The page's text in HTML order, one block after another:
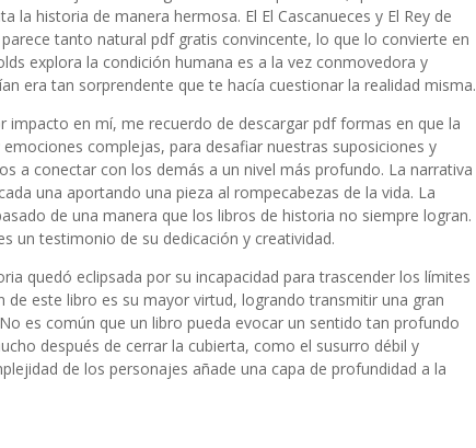
la historia de manera hermosa. El El Cascanueces y El Rey de
tanto natural pdf gratis convincente, lo que lo convierte en
explora la condición humana es a la vez conmovedora y
era tan sorprendente que te hacía cuestionar la realidad misma.
impacto en mí, me recuerdo de descargar pdf formas en que la
complejas, para desafiar nuestras suposiciones y
a conectar con los demás a un nivel más profundo. La narrativa
una aportando una pieza al rompecabezas de la vida. La
de una manera que los libros de historia no siempre logran.
un testimonio de su dedicación y creatividad.
quedó eclipsada por su incapacidad para trascender los límites
de este libro es su mayor virtud, logrando transmitir una gran
es común que un libro pueda evocar un sentido tan profundo
después de cerrar la cubierta, como el susurro débil y
de los personajes añade una capa de profundidad a la